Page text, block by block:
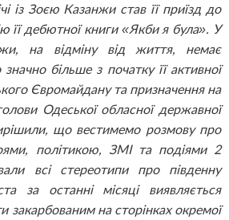
із Зоєю Казанжи став її приїзд до
її дебютної книги «Якби я була». У
на відміну від життя, немає
більше з початку її активної
Євромайдану та призначення на
Одеської обласної державної
що вестимемо розмову про
політикою, ЗМІ та подіями 2
всі стереотипи про південну
за останні місяці виявляється
закарбованим на сторінках окремої